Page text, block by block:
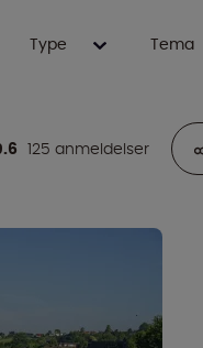
Type Tema
125 anmeldelser